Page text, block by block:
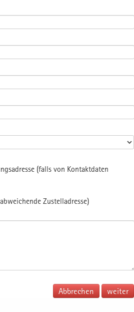
(falls von Kontaktdaten
Zustelladresse)
Abbrechen